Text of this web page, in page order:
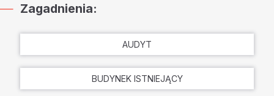
Zagadnienia:
AUDYT
BUDYNEK ISTNIEJĄCY